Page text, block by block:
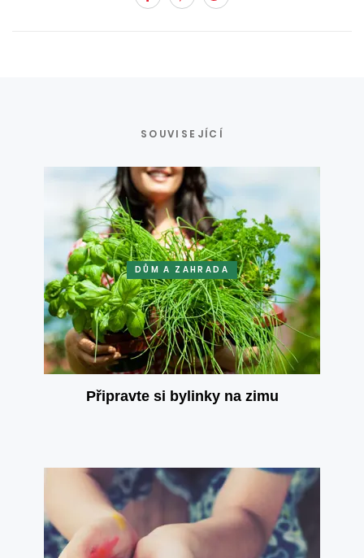
SOUVISEJÍCÍ
DŮM A ZAHRADA
Připravte si bylinky na zimu